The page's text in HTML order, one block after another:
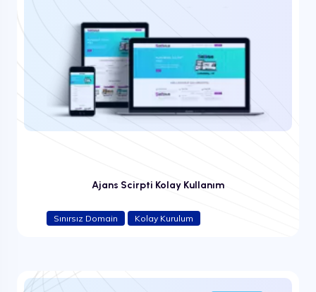
Ajans Scirpti Kolay Kullanım
Sınırsız Domain Kolay Kurulum